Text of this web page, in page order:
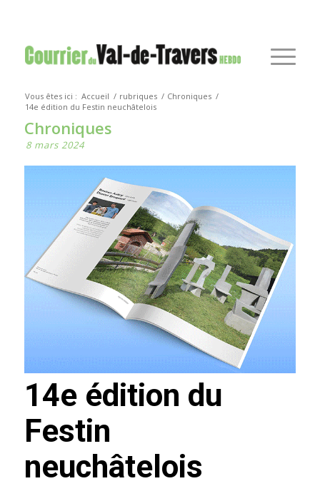
Vous êtes ici : Accueil / rubriques / Chroniques /
14e édition du Festin neuchâtelois
Chroniques
8 mars 2024
14e édition du
Festin
neuchâtelois